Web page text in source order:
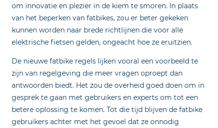
om innovatie en plezier in de kiem te smoren. In plaats
van het beperken van fatbikes, zou er beter gekeken
kunnen worden naar brede richtlijnen die voor alle
elektrische fietsen gelden, ongeacht hoe ze eruitzien.
De nieuwe fatbike regels lijken vooral een voorbeeld te
zijn van regelgeving die meer vragen oproept dan
antwoorden biedt. Het zou de overheid goed doen om in
gesprek te gaan met gebruikers en experts om tot een
betere oplossing te komen. Tot die tijd blijven de fatbike
gebruikers achter met het gevoel dat ze onnodig